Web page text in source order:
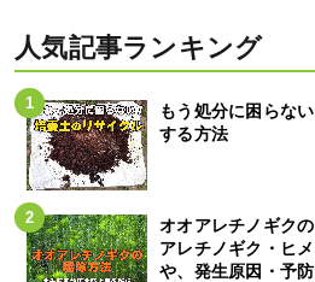
人気記事ランキング
もう処分に困らな
する方法
オオアレチノギク
アレチノギク・ヒ
や、発生原因・予